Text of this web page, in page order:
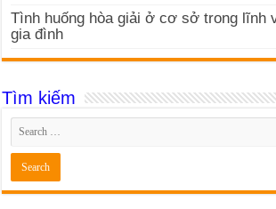
Tình huống hòa giải ở cơ sở trong lĩnh
gia đình
Tìm kiếm